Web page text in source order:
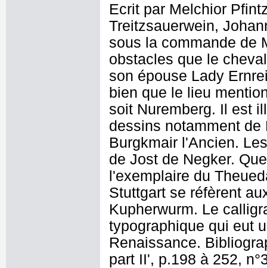
Ecrit par Melchior
Treitzsauerwein,
sous la commande de
obstacles que le
son épouse Lady
bien que le lieu
soit Nuremberg. Il est
dessins notamment
Burgkmair l'Ancien.
de Jost de Negker.
l'exemplaire du
Stuttgart se réfèrent
Kupherwurm. Le
typographique qui eut
Renaissance.
part II', p.198 à 252,